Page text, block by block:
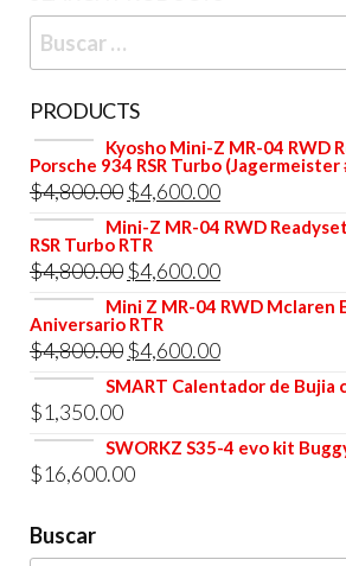
Buscar:
PRODUCTS
Kyosho Mini-Z MR-04 RWD
Porsche 934 RSR Turbo (Jagermeister
$4,800.00 El
precio
original
era:
$4,800.00.
$4,600.00El
precio
es:
$4,600.00.
Mini-Z MR-04 RWD
RSR Turbo RTR
$4,800.00 El
precio
original
era:
$4,800.00.
$4,600.00El
precio
es:
$4,600.00.
Mini Z MR-04 RWD Mclaren
Aniversario RTR
$4,800.00 El
precio
era:
$4,800.00.
$4,600.00El
precio
es:
SMART Calentador de Bujia
$1,350.00
SWORKZ S35-4 evo kit
$16,600.00
Buscar